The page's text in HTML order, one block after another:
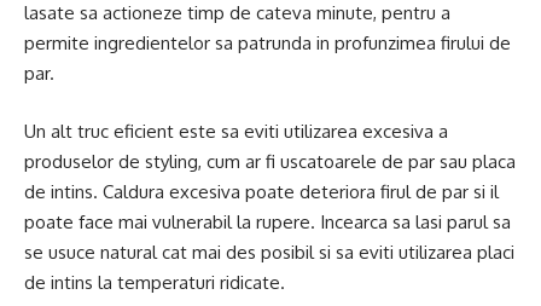
lasate sa actioneze timp de cateva minute, pentru a
permite ingredientelor sa patrunda in profunzimea firului de
par.
Un alt truc eficient este sa eviti utilizarea excesiva a
produselor de styling, cum ar fi uscatoarele de par sau placa
de intins. Caldura excesiva poate deteriora firul de par si il
poate face mai vulnerabil la rupere. Incearca sa lasi parul sa
se usuce natural cat mai des posibil si sa eviti utilizarea placi
de intins la temperaturi ridicate.